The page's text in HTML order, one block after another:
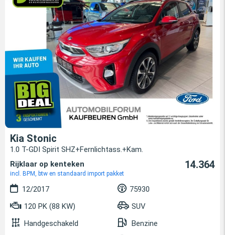
Kia Stonic
1.0 T-GDI Spirit SHZ+Fernlichtass.+Kam.
Rijklaar op kenteken
incl. BPM, btw en standaard import pakket
14.364
12/2017
75930
120 PK (88 KW)
SUV
Handgeschakeld
Benzine